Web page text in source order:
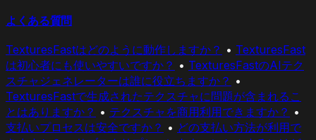
よくある質問
TexturesFastはどのように動作しますか？ • TexturesFast
は初心者にも使いやすいですか？ • TexturesFastのAIテク
スチャジェネレーターは誰に役立ちますか？ •
TexturesFastで生成されたテクスチャに問題が含まれるこ
とはありますか？ • テクスチャを商用利用できますか？ •
支払いプロセスは安全ですか？ • どの支払い方法が利用で